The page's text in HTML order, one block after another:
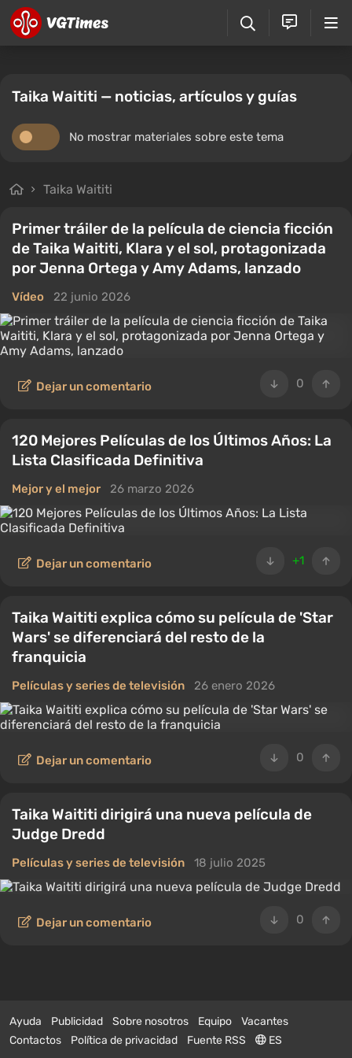
Taika Waititi — noticias, artículos y guías
No mostrar materiales sobre este tema
Taika Waititi
Primer tráiler de la película de ciencia ficción
de Taika Waititi, Klara y el sol, protagonizada
por Jenna Ortega y Amy Adams, lanzado
Vídeo 22 junio 2026
0
Dejar un comentario
120 Mejores Películas de los Últimos Años: La
Lista Clasificada Definitiva
Mejor y el mejor 26 marzo 2026
+1
Dejar un comentario
Taika Waititi explica cómo su película de 'Star
Wars' se diferenciará del resto de la
franquicia
Películas y series de televisión 26 enero 2026
0
Dejar un comentario
Taika Waititi dirigirá una nueva película de
Judge Dredd
Películas y series de televisión 18 julio 2025
0
Dejar un comentario
Ayuda Publicidad Sobre nosotros Equipo
Vacantes
Contactos
Política de privacidad Fuente RSS ES